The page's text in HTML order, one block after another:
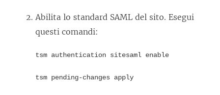
Abilita lo standard SAML del sito. Esegui
questi comandi:
tsm authentication sitesaml enable
tsm pending-changes apply